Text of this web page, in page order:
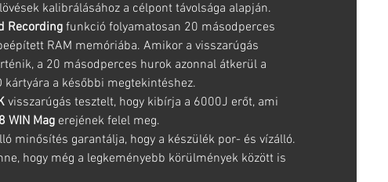
kalibrálásához a célpont távolsága alapján.
Recordingfunkció folyamatosan 20 másodperces
RAM memóriába. Amikor a visszarúgás
a 20 másodperces hurok azonnal átkerül a
kártyára a későbbi megtekintéshez.
visszarúgás tesztelt, hogy kibírja a 6000J erőt, ami
WIN Magerejének felel meg.
minősítés garantálja, hogy a készülék por- és vízálló.
hogy még a legkeményebb körülmények között is